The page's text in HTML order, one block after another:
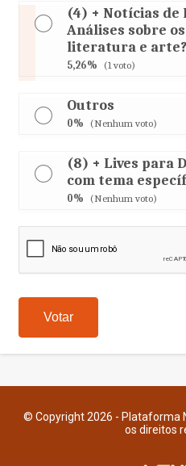
(4) + Notícias de
Análises sobre
literatura e arte?
5,26% (1 voto)
Outros
0% (Nenhum voto)
(8) + Lives para
com tema
0% (Nenhum voto)
© Copyright 2026 - Plataforma
os direitos